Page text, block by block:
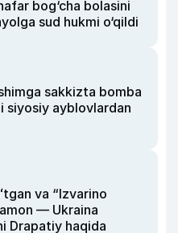
bog‘cha bolasini
sud hukmi o‘qildi
sakkizta bomba
siyosiy ayblovlardan
va “Izvarino
— Ukraina
Drapatiy haqida